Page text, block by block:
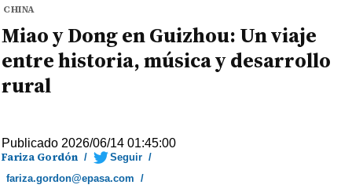
CHINA
Miao y Dong en Guizhou: Un viaje
entre historia, música y desarrollo
rural
Publicado 2026/06/14 01:45:00
Fariza Gordón / Seguir /
fariza.gordon@epasa.com /